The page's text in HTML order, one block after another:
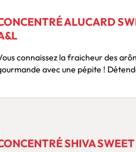
ALUCARD
connaissez la fraicheur des
gourmande
SHIVA